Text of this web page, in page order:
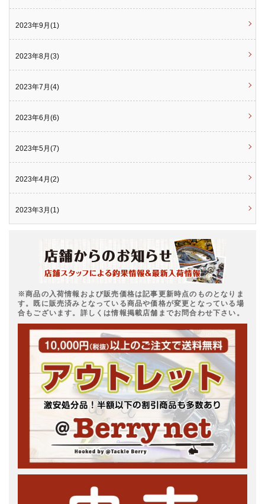
2023年9月(1)
2023年8月(3)
2023年7月(4)
2023年6月(6)
2023年5月(7)
2023年4月(2)
2023年3月(1)
※商品の入荷情報および販売価格は記事更新時点のものとなりま
す。既に販売済みとなっている商品や価格が変更となっている場
合もございます。詳しくは情報掲載店舗までお問合わせ下さい。